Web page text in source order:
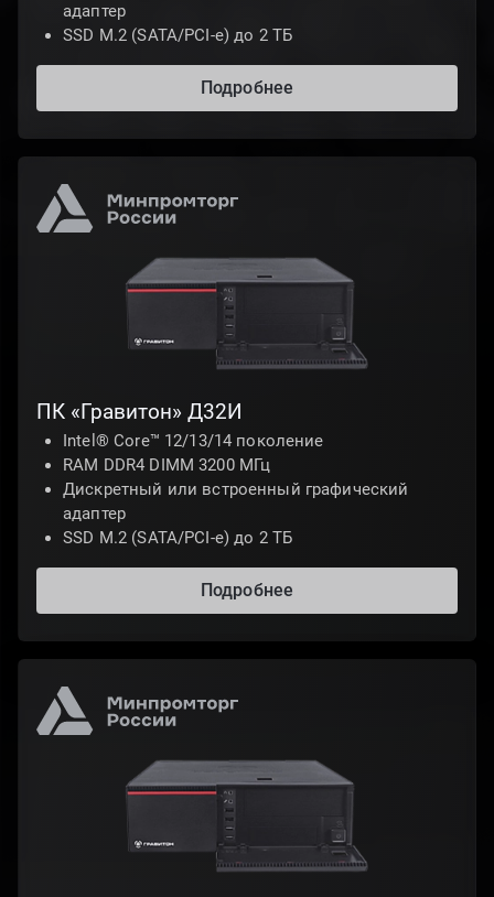
адаптер
SSD M.2 (SATA/PCI-e) до 2 ТБ
Подробнее
ПК «Гравитон» Д32И
Intel® Core™ 12/13/14 поколение
RAM DDR4 DIMM 3200 МГц
Дискретный или встроенный графический
адаптер
SSD M.2 (SATA/PCI-e) до 2 ТБ
Подробнее